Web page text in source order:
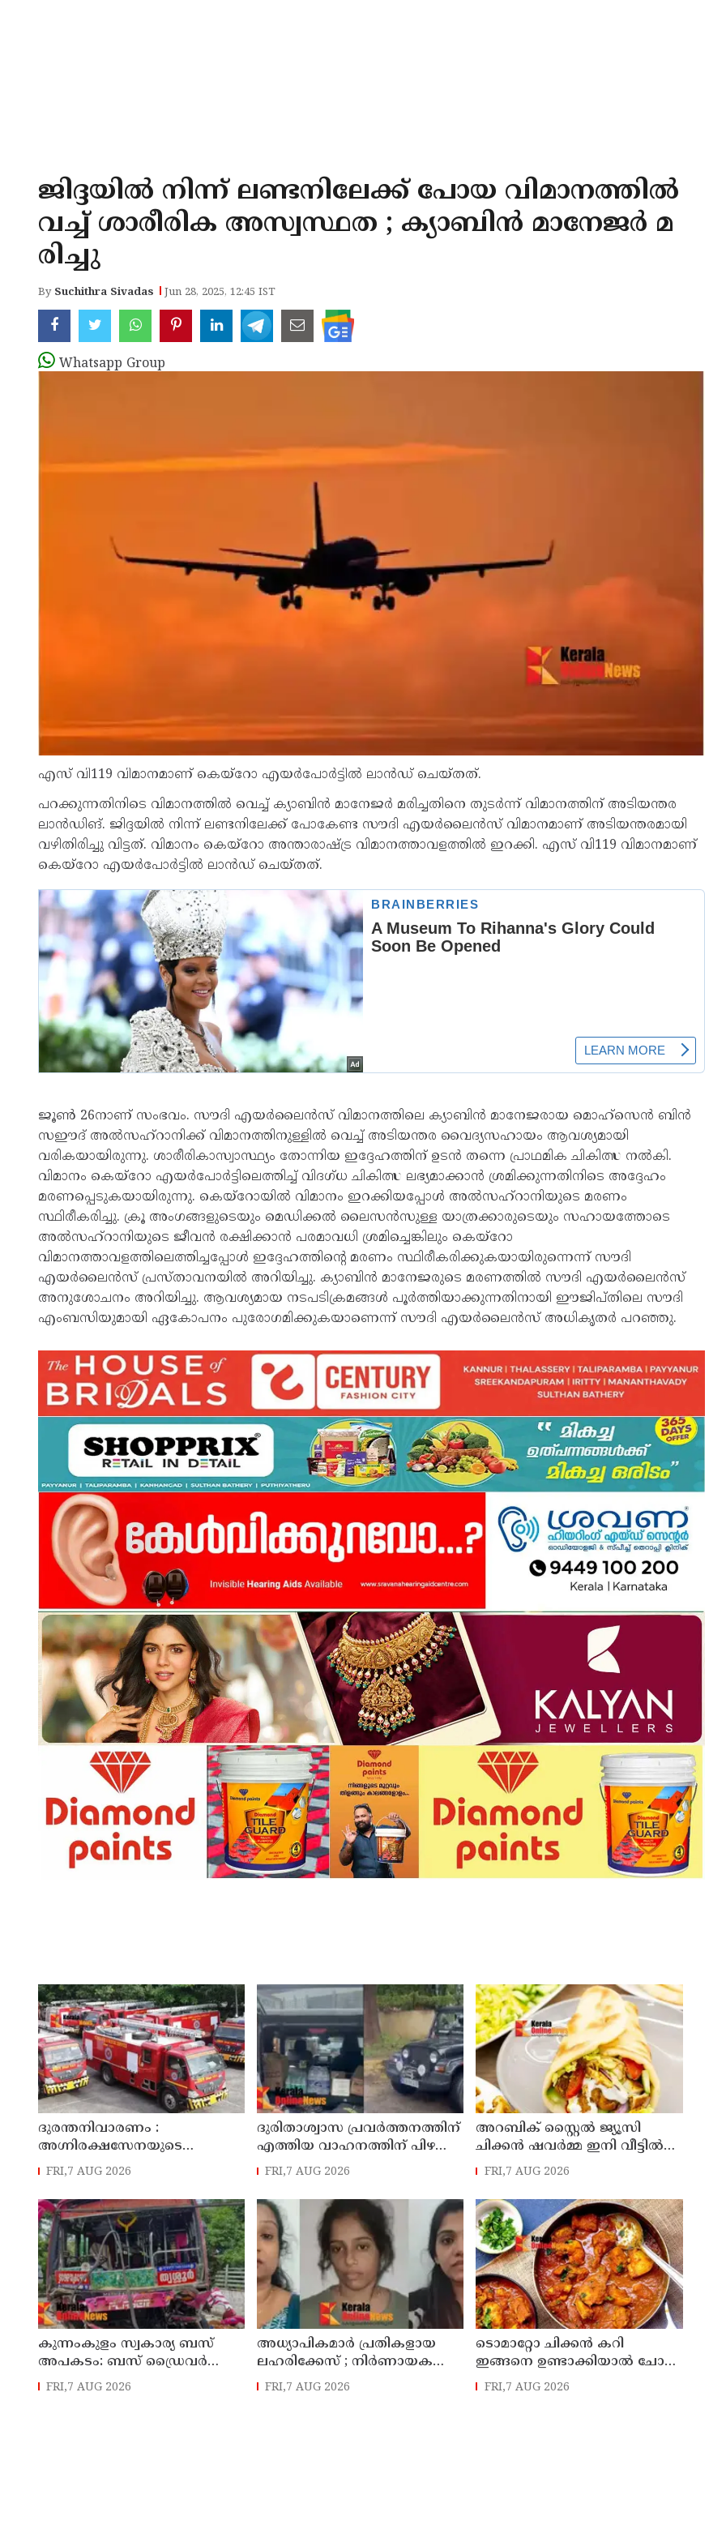
ജിദ്ദയില്‍ നിന്ന് ലണ്ടനിലേക്ക് പോയ വിമാനത്തില്‍
വച്ച് ശാരീരിക അസ്വസ്ഥത ; ക്യാബിന്‍ മാനേജര്‍ മ
രിച്ചു
By Suchithra Sivadas Jun 28, 2025, 12:45 IST
Whatsapp Group
എസ് വി119 വിമാനമാണ് കെയ്‌റോ എയര്‍പോര്‍ട്ടില്‍ ലാന്‍ഡ് ചെയ്തത്.
പറക്കുന്നതിനിടെ വിമാനത്തില്‍ വെച്ച് ക്യാബിന്‍ മാനേജര്‍ മരിച്ചതിനെ തുടര്‍ന്ന് വിമാനത്തിന് അടിയന്തര
ലാന്‍ഡിങ്. ജിദ്ദയില്‍ നിന്ന് ലണ്ടനിലേക്ക് പോകേണ്ട സൗദി എയര്‍ലൈന്‍സ് വിമാനമാണ് അടിയന്തരമായി
വഴിതിരിച്ചു വിട്ടത്. വിമാനം കെയ്‌റോ അന്താരാഷ്ട്ര വിമാനത്താവളത്തില്‍ ഇറക്കി. എസ് വി119 വിമാനമാണ്
കെയ്‌റോ എയര്‍പോര്‍ട്ടില്‍ ലാന്‍ഡ് ചെയ്തത്.
ജൂണ്‍ 26നാണ് സംഭവം. സൗദി എയര്‍ലൈന്‍സ് വിമാനത്തിലെ ക്യാബിന്‍ മാനേജരായ മൊഹ്‌സെന്‍ ബിന്‍
സഈദ് അല്‍സഹ്‌റാനിക്ക് വിമാനത്തിനുള്ളില്‍ വെച്ച് അടിയന്തര വൈദ്യസഹായം ആവശ്യമായി
വരികയായിരുന്നു. ശാരീരികാസ്വാസ്ഥ്യം തോന്നിയ ഇദ്ദേഹത്തിന് ഉടന്‍ തന്നെ പ്രാഥമിക ചികിത്സ നല്‍കി.
വിമാനം കെയ്‌റോ എയര്‍പോര്‍ട്ടിലെത്തിച്ച് വിദഗ്ധ ചികിത്സ ലഭ്യമാക്കാന്‍ ശ്രമിക്കുന്നതിനിടെ അദ്ദേഹം
മരണപ്പെടുകയായിരുന്നു. കെയ്‌റോയില്‍ വിമാനം ഇറക്കിയപ്പോള്‍ അല്‍സഹ്‌റാനിയുടെ മരണം
സ്ഥിരീകരിച്ചു. ക്രൂ അംഗങ്ങളുടെയും മെഡിക്കല്‍ ലൈസന്‍സുള്ള യാത്രക്കാരുടെയും സഹായത്തോടെ
അല്‍സഹ്‌റാനിയുടെ ജീവന്‍ രക്ഷിക്കാന്‍ പരമാവധി ശ്രമിച്ചെങ്കിലും കെയ്‌റോ
വിമാനത്താവളത്തിലെത്തിച്ചപ്പോള്‍ ഇദ്ദേഹത്തിന്റെ മരണം സ്ഥിരീകരിക്കുകയായിരുന്നെന്ന് സൗദി
എയര്‍ലൈന്‍സ് പ്രസ്താവനയില്‍ അറിയിച്ചു. ക്യാബിന്‍ മാനേജരുടെ മരണത്തില്‍ സൗദി എയര്‍ലൈന്‍സ്
അനുശോചനം അറിയിച്ചു. ആവശ്യമായ നടപടിക്രമങ്ങള്‍ പൂര്‍ത്തിയാക്കുന്നതിനായി ഈജിപ്തിലെ സൗദി
എംബസിയുമായി ഏകോപനം പുരോഗമിക്കുകയാണെന്ന് സൗദി എയര്‍ലൈന്‍സ് അധികൃതര്‍ പറഞ്ഞു.
ദുരന്തനിവാരണം :
അഗ്നിരക്ഷസേനയുടെ
വിപുലീകരണത്തിനും
64.21 കോടി രൂപ കൂടി
അനുവദിച്ചു
FRI,7 AUG 2026
ദുരിതാശ്വാസ പ്രവർത്തനത്തിന്
എത്തിയ വാഹനത്തിന് പിഴ
ചുമത്തി; എംവിഡി
FRI,7 AUG 2026
അറബിക് സ്റ്റൈൽ ജ്യൂസി
ചിക്കൻ ഷവർമ്മ ഇനി വീട്ടിൽ
എളുപ്പത്തിൽ ഉണ്ടാക്കാം
FRI,7 AUG 2026
കുന്നംകുളം സ്വകാര്യ ബസ്
അപകടം: ബസ് ഡ്രൈവർ
പൊലീസ് സ്റ്റേഷനിൽ കീഴടങ്ങി
FRI,7 AUG 2026
അധ്യാപികമാര്‍ പ്രതികളായ
ലഹരിക്കേസ് ; നിർണായക
ചാറ്റുകളും ചിത്രങ്ങളും
അന്വേഷണ സംഘത്തിന്
FRI,7 AUG 2026
ടൊമാറ്റോ ചിക്കൻ കറി
ഇങ്ങനെ ഉണ്ടാക്കിയാൽ ചോറ്
തീരും
FRI,7 AUG 2026